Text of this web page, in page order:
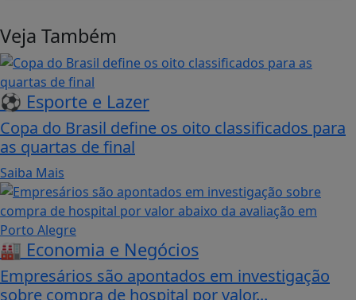
Veja Também
⚽ Esporte e Lazer
Copa do Brasil define os oito classificados para
as quartas de final
Saiba Mais
🏭 Economia e Negócios
Empresários são apontados em investigação
sobre compra de hospital por valor...